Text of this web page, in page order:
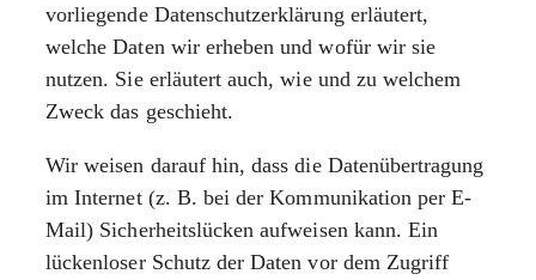
vorliegende Datenschutzerklärung erläutert,
welche Daten wir erheben und wofür wir sie
nutzen. Sie erläutert auch, wie und zu welchem
Zweck das geschieht.
Wir weisen darauf hin, dass die Datenübertragung
im Internet (z. B. bei der Kommunikation per E-
Mail) Sicherheitslücken aufweisen kann. Ein
lückenloser Schutz der Daten vor dem Zugriff